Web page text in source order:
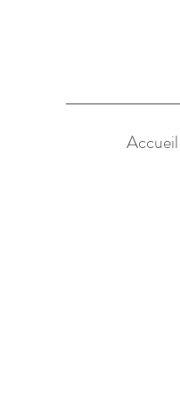
Accueil